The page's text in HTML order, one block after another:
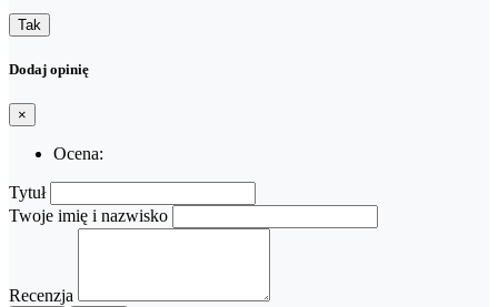
Tak
Dodaj opinię
×
Ocena:
Tytuł
Twoje imię i nazwisko
Recenzja